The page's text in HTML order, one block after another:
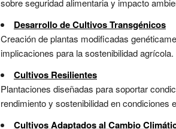
sobre seguridad alimentaria y impacto
Desarrollo de Cultivos Transgénicos
Creación de plantas modificadas
implicaciones para la sostenibilidad agrícola.
Cultivos Resilientes
Plantaciones diseñadas para soportar
rendimiento y sostenibilidad en condiciones
Cultivos Adaptados al Cambio